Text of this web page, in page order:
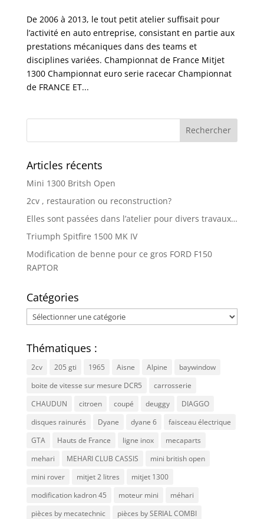
De 2006 à 2013, le tout petit atelier suffisait pour
l’activité en auto entreprise, consistant en partie aux
prestations mécaniques dans des teams et
disciplines variées. Championnat de France Mitjet
1300 Championnat euro serie racecar Championnat
de FRANCE ET...
Articles récents
Mini 1300 Britsh Open
2cv , restauration ou reconstruction?
Elles sont passées dans l’atelier pour divers travaux…
Triumph Spitfire 1500 MK IV
Modification de benne pour ce gros FORD F150
RAPTOR
Catégories
Catégories
Thématiques :
2cv 205 gti 1965 Aisne Alpine
baywindow
boite de vitesse sur mesure DCR5
carrosserie
CHAUDUN
citroen coupé deuggy
DIAGGO
disques rainurés
Dyane dyane 6
faisceau électrique
GTA
Hauts de France ligne inox
mecaparts
mehari
MEHARI CLUB CASSIS
mini british open
mini rover
mitjet 2 litres
mitjet 1300
modification kadron 45
moteur mini
méhari
pièces by mecatechnic
pièces by SERIAL COMBI